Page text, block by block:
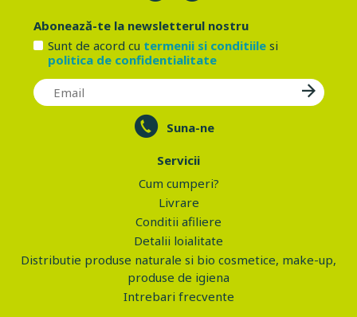
Abonează-te la newsletterul nostru
Sunt de acord cu termenii si conditiilesi
politica de confidentialitate
Suna-ne
Servicii
Cum cumperi?
Livrare
Conditii afiliere
Detalii loialitate
Distributie produse naturale si bio cosmetice, make-up,
produse de igiena
Intrebari frecvente